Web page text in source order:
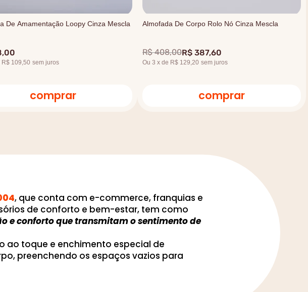
De Amamentação Loopy Cinza Mescla
,00
R$ 109,50 sem juros
comprar
Almofada De Corpo Rolo Nó Cinza Mescla
R$ 408,00R$ 387,60
Ou 3 x de R$ 129,20 sem juros
comprar
, que conta com e-commerce, franquias e
de conforto e bem-estar, tem como
e conforto que transmitam o sentimento de
ao toque e enchimento especial de
preenchendo os espaços vazios para